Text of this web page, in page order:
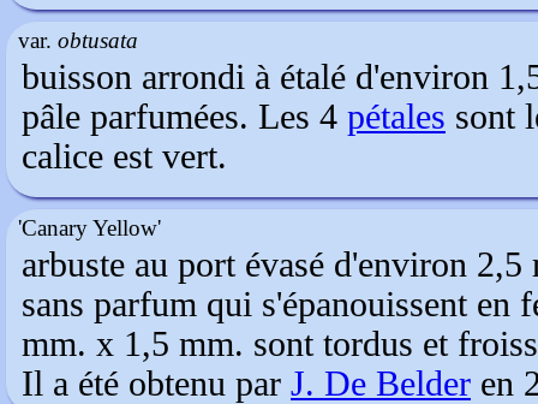
var. obtusata
buisson arrondi à étalé d'environ
pâle parfumées. Les 4 pétales sont
calice est vert.
'Canary Yellow'
arbuste au port évasé d'environ
sans parfum qui s'épanouissent en
mm. x 1,5 mm. sont tordus et
Il a été obtenu par J. De Belder en